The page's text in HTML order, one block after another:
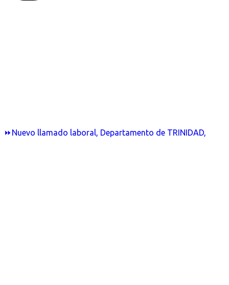
⏩Nuevo llamado laboral, Departamento de TRINIDAD,